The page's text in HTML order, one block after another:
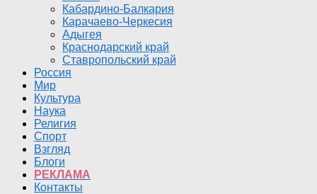
Кабардино-Балкария
Карачаево-Черкесия
Адыгея
Краснодарский край
Ставропольский край
Россия
Мир
Культура
Наука
Религия
Спорт
Взгляд
Блоги
РЕКЛАМА
Контакты